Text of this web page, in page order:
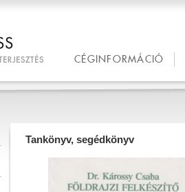
CÉGINFORMÁCIÓ
Tankönyv, segédkönyv